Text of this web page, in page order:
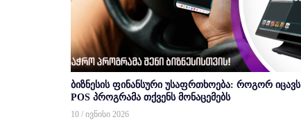
ბიზნესის ფინანსური უსაფრთხოება: როგორ იცავს
POS პროგრამა თქვენს მონაცემებს
10 / ივნისი 2026